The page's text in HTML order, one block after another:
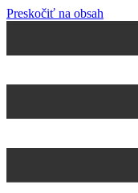
Preskočiť na obsah